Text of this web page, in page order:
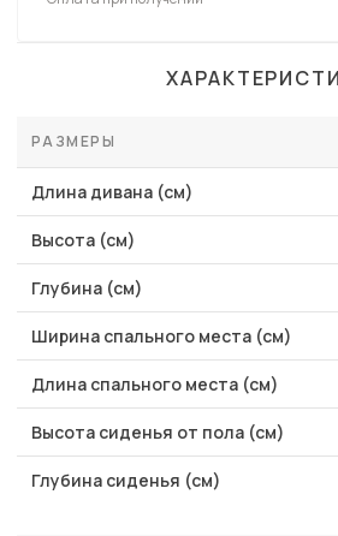
РАЗМЕРЫ
Длина дивана (см)
Высота (см)
Глубина (см)
Ширина спального места (см)
Длина спального места (см)
Высота сиденья от пола (см)
Глубина сиденья (см)